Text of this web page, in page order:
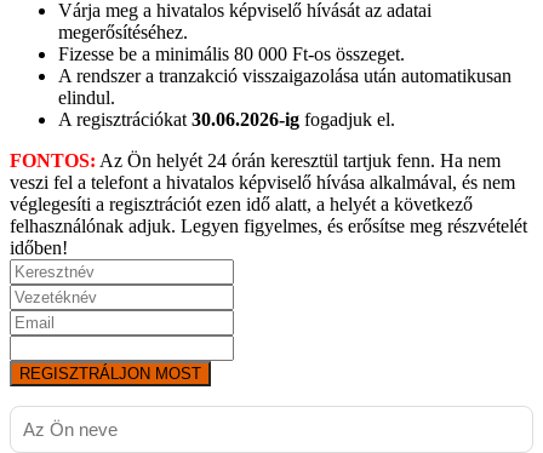
Várja meg a hivatalos képviselő hívását az adatai
megerősítéséhez.
Fizesse be a minimális 80 000 Ft-os összeget.
A rendszer a tranzakció visszaigazolása után automatikusan
elindul.
A regisztrációkat 30.06.2026-ig fogadjuk el.
FONTOS: Az Ön helyét 24 órán keresztül tartjuk fenn. Ha nem
veszi fel a telefont a hivatalos képviselő hívása alkalmával, és nem
véglegesíti a regisztrációt ezen idő alatt, a helyét a következő
felhasználónak adjuk. Legyen figyelmes, és erősítse meg részvételét
időben!
REGISZTRÁLJON MOST